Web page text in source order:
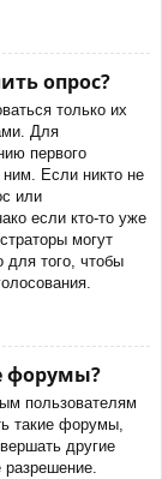
опрос?
только их
Для
первого
Если никто не
или
если кто-то уже
могут
для того, чтобы
форумы?
пользователям
такие форумы,
другие
разрешение.